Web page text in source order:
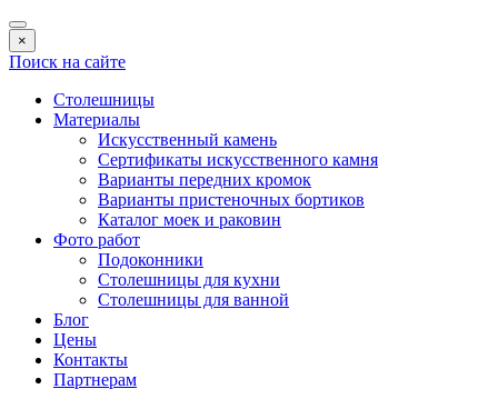
×
Поиск на сайте
Столешницы
Материалы
Искусственный камень
Сертификаты искусственного камня
Варианты передних кромок
Варианты пристеночных бортиков
Каталог моек и раковин
Фото работ
Подоконники
Столешницы для кухни
Столешницы для ванной
Блог
Цены
Контакты
Партнерам